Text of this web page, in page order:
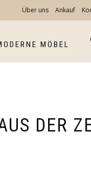
Über uns Ankauf
MÖBEL
DER